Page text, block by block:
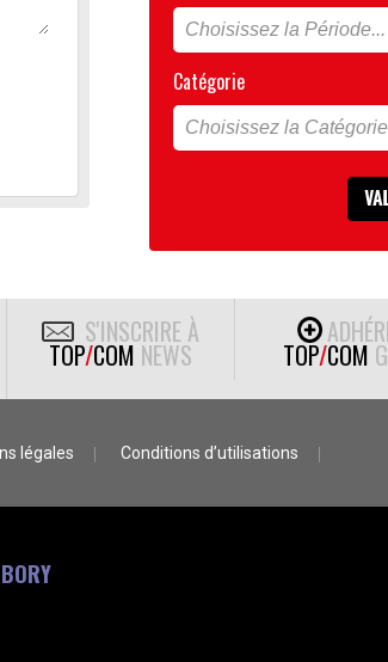
Catégorie
S'INSCRIRE À
TOP/COM NEWS TOP/COM
légales Conditions d’utilisations